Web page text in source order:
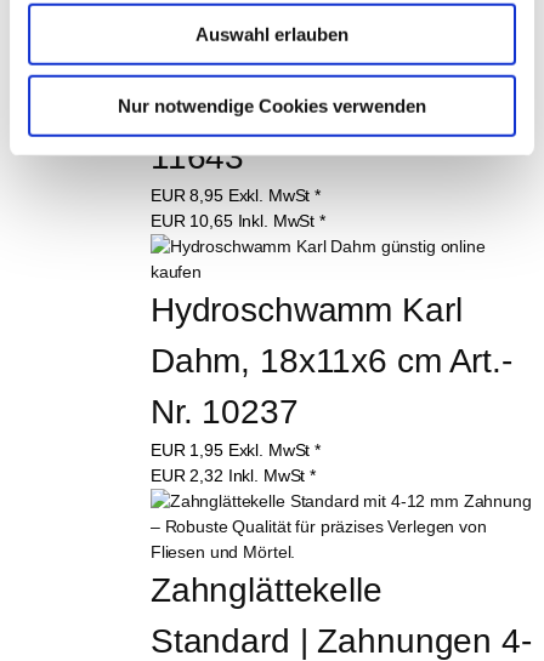
Auswahl erlauben
Nur notwendige Cookies verwenden
Zahnkelle Softgriff 12
mm, rostfrei, Art.-Nr.
11643
EUR8,95 Exkl. MwSt *
EUR 10,65 Inkl. MwSt *
Hydroschwamm Karl
Dahm, 18x11x6 cm Art.-
Nr. 10237
EUR 1,95 Exkl. MwSt *
EUR 2,32 Inkl. MwSt *
Zahnglättekelle
Standard | Zahnungen 4-